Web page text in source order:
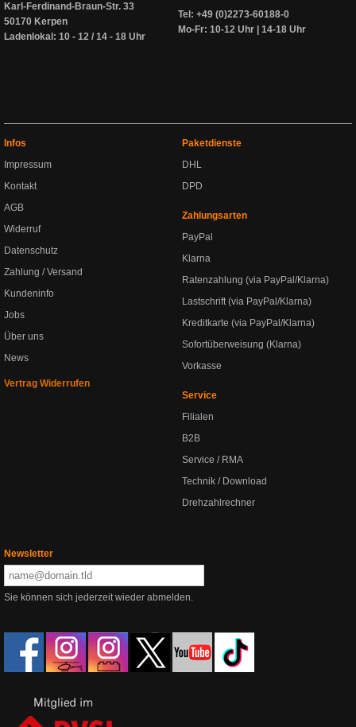
Karl-Ferdinand-Braun-Str. 33
50170 Kerpen
Ladenlokal: 10 - 12 / 14 - 18 Uhr
Tel: +49 (0)2273-60188-0
Mo-Fr: 10-12 Uhr | 14-18 Uhr
Infos
Impressum
Kontakt
AGB
Widerruf
Datenschutz
Zahlung / Versand
Kundeninfo
Jobs
Über uns
News
Vertrag Widerrufen
Paketdienste
DHL
DPD
Zahlungsarten
PayPal
Klarna
Ratenzahlung (via PayPal/Klarna)
Lastschrift (via PayPal/Klarna)
Kreditkarte (via PayPal/Klarna)
Sofortüberweisung (Klarna)
Vorkasse
Service
Filialen
B2B
Service / RMA
Technik / Download
Drehzahlrechner
Newsletter
Sie können sich jederzeit wieder abmelden.